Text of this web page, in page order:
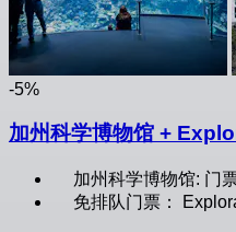
-5%
加州科学博物馆 +
加州科学博物馆: 门
免排队门票：